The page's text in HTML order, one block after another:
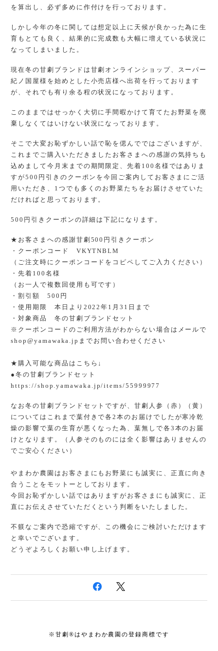
を算出し、必ず多めに作付けを行っております。
しかし今年の冬に関しては想定以上に天候が良かった為に生
育もとても良く、結果的に完成数も大幅に増えている状況に
なってしまいました。
現在冬の甘劇ブランドは甘劇オンラインショップ、スーパー
紀ノ国屋様を始めとした小売店様へ出荷を行っております
が、それでも有り余る程の状況になっております。
このままではせっかく大切に手間暇かけて育てたお野菜を廃
棄しなくてはいけない状況になっております。
そこで大変お恥ずかしい話で恥を偲んでではございますが、
これまでご購入いただきましたお客さまへの感謝の気持ちも
込めまして今月末までの期間限定、先着100名様ではありま
すが500円引きのクーポンを今回ご案内してお客さまにご活
用いただき、1つでも多くのお野菜たちをお届けさせていた
だければと思っております。
500円引きクーポンの詳細は下記になります。
★お客さまへの感謝甘劇500円引きクーポン
・クーポンコード VKYTNBLM
（ご注文時にクーポンコードをコピペしてご入力ください）
・先着100名様
（お一人で複数回使用も可です）
・割引額 500円
・使用期限 本日より2022年1月31日まで
・対象商品 冬の甘劇ブランドセット
※クーポンコードのご利用方法がわからない場合はメールで
shop@yamawaka.jp までお問い合わせください
★購入可能な商品はこちら↓
●冬の甘劇ブランドセット
https://shop.yamawaka.jp/items/55999977
なお冬の甘劇ブランドセットですが、甘劇人参（赤）（黄）
についてはこれまで葉付きで各2本のお届けでしたが寒冷乾
燥の影響で葉の生育が悪くなった為、葉無しで各3本のお届
けとなります。（人参そのものには全く影響はありませんの
でご安心ください）
やまわか農園はお客さまにもお野菜にも誠実に、正直に向き
合うことをモットーとしております。
今回お恥ずかしい話ではありますがお客さまにも誠実に、正
直にお伝えさせていただくという判断をいたしました。
不躾なご案内で恐縮ですが、この機会にご検討いただけます
と幸いでございます。
どうぞよろしくお願い申し上げます。
※甘劇®はやまわか農園の登録商標です